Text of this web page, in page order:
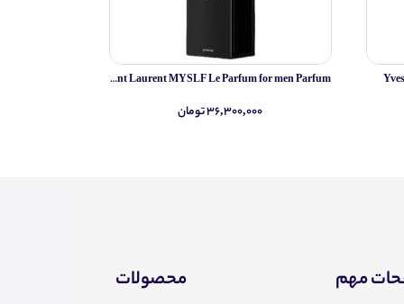
Yves Saint Laurent MYSLF Le Parfum for men Parfum
۳۶,۳۰۰,۰۰۰ تومان
مهم محصولات